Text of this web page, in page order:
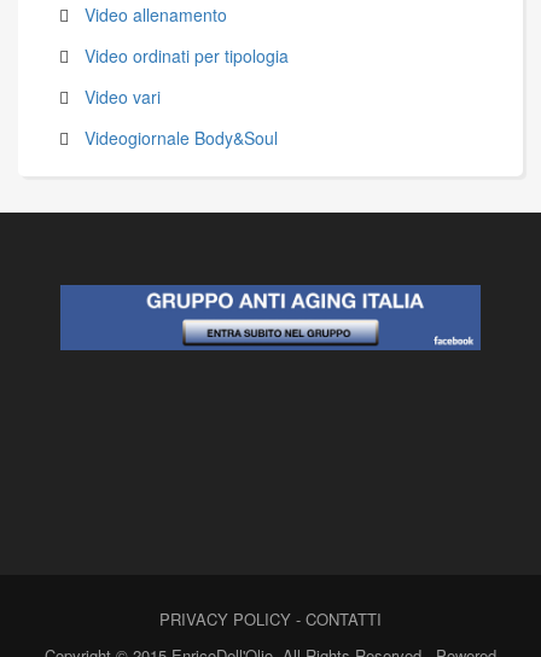
Video allenamento
Video ordinati per tipologia
Video vari
Videogiornale Body&Soul
PRIVACY POLICY - CONTATTI